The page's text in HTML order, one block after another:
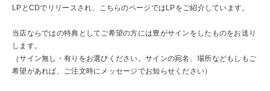
LPとCDでリリースされ、こちらのページではLPをご紹介しています。
当店ならではの特典としてご希望の方には豊がサインをしたものをお送り
します。
（サイン無し・有りをお選びください。サインの宛名、場所などもしもご
希望があれば、ご注文時にメッセージでお知らせください）